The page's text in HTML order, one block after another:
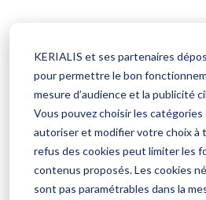
KERIALIS et ses partenaires
pour permettre le bon
mesure d’audience et la publicité
Vous pouvez choisir les catégories
autoriser et modifier votre choix à
refus des cookies peut limiter les
contenus proposés. Les cookies
sont pas paramétrables dans la
Employeur
Salarié
Retraité
Élève avocat
Comptable
Employeur
Salarié
Tiers déclarant